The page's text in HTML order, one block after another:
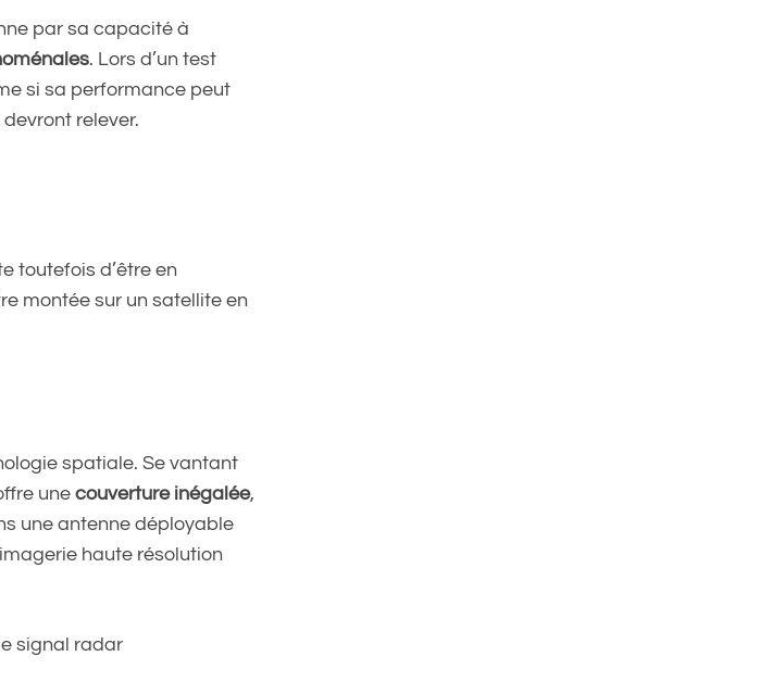
par sa capacité à
. Lors d’un test
si sa performance peut
relever.
toutefois d’être en
montée sur un satellite en
spatiale. Se vantant
une couverture inégalée,
une antenne déployable
haute résolution
signal radar